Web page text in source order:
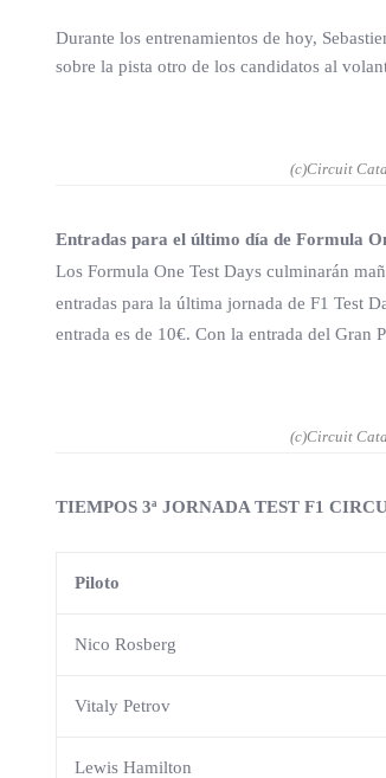
Durante los entrenamientos de hoy,
sobre la pista otro de los candidatos al
(c)Circuit
Entradas para el último día de Formula
Los Formula One Test Days culminarán
entradas para la última jornada de F1 Test
entrada es de 10€. Con la entrada del Gran
(c)Circuit
TIEMPOS 3ª JORNADA TEST F1
Piloto
Nico Rosberg
Vitaly Petrov
Lewis Hamilton